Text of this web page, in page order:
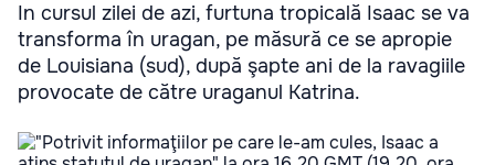
In cursul zilei de azi, furtuna tropicală Isaac se va
transforma în uragan, pe măsură ce se apropie
de Louisiana (sud), după şapte ani de la ravagiile
provocate de către uraganul Katrina.